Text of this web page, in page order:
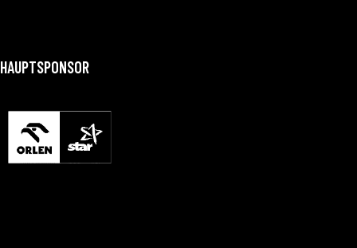
HAUPTSPONSOR